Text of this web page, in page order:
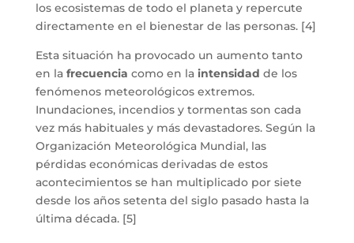
los ecosistemas de todo el planeta y repercute
directamente en el bienestar de las personas. [4]
Esta situación ha provocado un aumento tanto
en la frecuencia como en la intensidad de los
fenómenos meteorológicos extremos.
Inundaciones, incendios y tormentas son cada
vez más habituales y más devastadores. Según la
Organización Meteorológica Mundial, las
pérdidas económicas derivadas de estos
acontecimientos se han multiplicado por siete
desde los años setenta del siglo pasado hasta la
última década. [5]